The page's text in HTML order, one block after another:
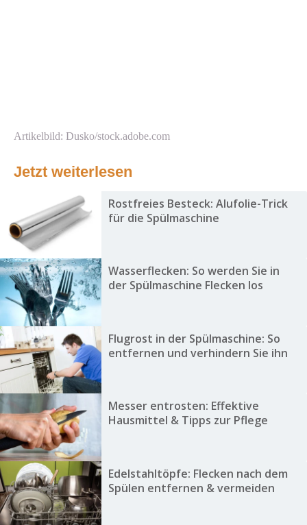
Artikelbild: Dusko/stock.adobe.com
Jetzt weiterlesen
Rostfreies Besteck: Alufolie-Trick
für die Spülmaschine
Wasserflecken: So werden Sie in
der Spülmaschine Flecken los
Flugrost in der Spülmaschine: So
entfernen und verhindern Sie ihn
Messer entrosten: Effektive
Hausmittel & Tipps zur Pflege
Edelstahltöpfe: Flecken nach dem
Spülen entfernen & vermeiden